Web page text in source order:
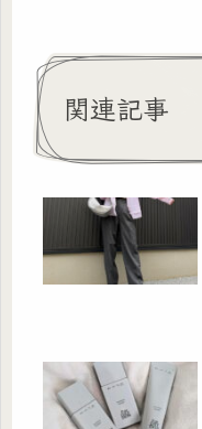
関連記事